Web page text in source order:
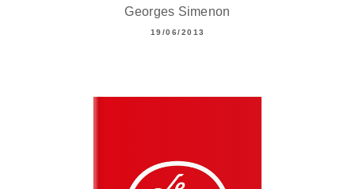
Georges Simenon
19/06/2013